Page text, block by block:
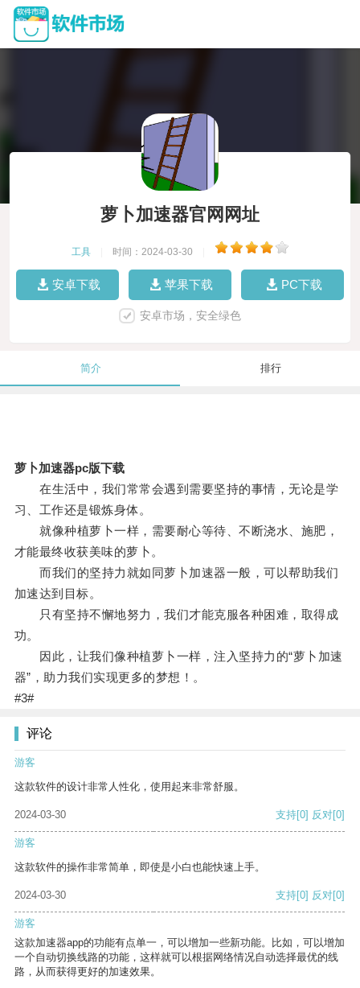
萝卜加速器官网网址
工具 时间：2024-03-30
安卓下载 苹果下载 PC下载
安卓市场，安全绿色
简介 排行
萝卜加速器pc版下载
在生活中，我们常常会遇到需要坚持的事情，无论是学
习、工作还是锻炼身体。
就像种植萝卜一样，需要耐心等待、不断浇水、施肥，
才能最终收获美味的萝卜。
而我们的坚持力就如同萝卜加速器一般，可以帮助我们
加速达到目标。
只有坚持不懈地努力，我们才能克服各种困难，取得成
功。
因此，让我们像种植萝卜一样，注入坚持力的“萝卜加速
器”，助力我们实现更多的梦想！。
#3#
评论
游客
这款软件的设计非常人性化，使用起来非常舒服。
2024-03-30 支持[0] 反对[0]
游客
这款软件的操作非常简单，即使是小白也能快速上手。
2024-03-30 支持[0] 反对[0]
游客
这款加速器app的功能有点单一，可以增加一些新功能。比如，可以增加
一个自动切换线路的功能，这样就可以根据网络情况自动选择最优的线
路，从而获得更好的加速效果。